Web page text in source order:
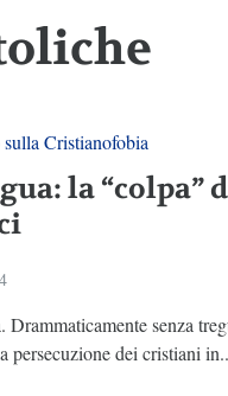
Cristianofobia
la “colpa”
Drammaticamente senza
persecuzione dei cristiani